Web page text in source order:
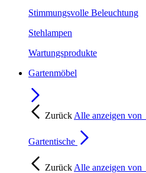
Stimmungsvolle Beleuchtung
Stehlampen
Wartungsprodukte
Gartenmöbel
Zurück Alle anzeigen von
Gartentische
Zurück Alle anzeigen von